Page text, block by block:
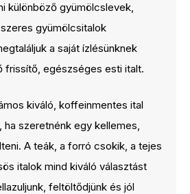
különböző gyümölcslevek,
gyümölcsitalok
a saját ízlésünknek
frissítő, egészséges esti italt.
kiváló, koffeinmentes ital
ha szeretnénk egy kellemes,
A teák, a forró csokik, a tejes
italok mind kiváló választást
feltöltődjünk és jól